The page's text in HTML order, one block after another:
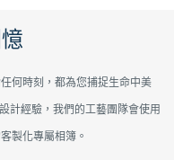
何時刻，都為您捕捉生命中美
計經驗，我們的工藝團隊會使用
製化專屬相簿。